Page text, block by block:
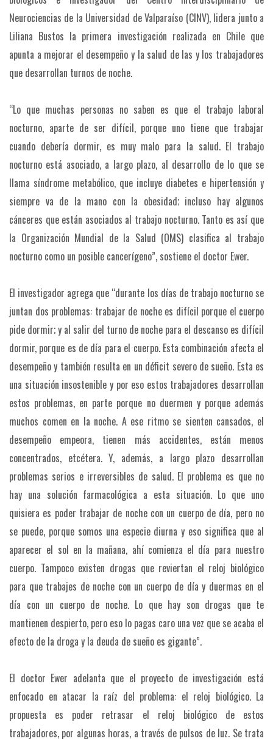
Neurociencias de la Universidad de Valparaíso (CINV), lidera junto a
Liliana Bustos la primera investigación realizada en Chile que
apunta a mejorar el desempeño y la salud de las y los trabajadores
que desarrollan turnos de noche.
“Lo que muchas personas no saben es que el trabajo laboral
nocturno, aparte de ser difícil, porque uno tiene que trabajar
cuando debería dormir, es muy malo para la salud. El trabajo
nocturno está asociado, a largo plazo, al desarrollo de lo que se
llama síndrome metabólico, que incluye diabetes e hipertensión y
siempre va de la mano con la obesidad; incluso hay algunos
cánceres que están asociados al trabajo nocturno. Tanto es así que
la Organización Mundial de la Salud (OMS) clasifica al trabajo
nocturno como un posible cancerígeno”, sostiene el doctor Ewer.
El investigador agrega que “durante los días de trabajo nocturno se
juntan dos problemas: trabajar de noche es difícil porque el cuerpo
pide dormir; y al salir del turno de noche para el descanso es difícil
dormir, porque es de día para el cuerpo. Esta combinación afecta el
desempeño y también resulta en un déficit severo de sueño. Esta es
una situación insostenible y por eso estos trabajadores desarrollan
estos problemas, en parte porque no duermen y porque además
muchos comen en la noche. A ese ritmo se sienten cansados, el
desempeño empeora, tienen más accidentes, están menos
concentrados, etcétera. Y, además, a largo plazo desarrollan
problemas serios e irreversibles de salud. El problema es que no
hay una solución farmacológica a esta situación. Lo que uno
quisiera es poder trabajar de noche con un cuerpo de día, pero no
se puede, porque somos una especie diurna y eso significa que al
aparecer el sol en la mañana, ahí comienza el día para nuestro
cuerpo. Tampoco existen drogas que reviertan el reloj biológico
para que trabajes de noche con un cuerpo de día y duermas en el
día con un cuerpo de noche. Lo que hay son drogas que te
mantienen despierto, pero eso lo pagas caro una vez que se acaba el
efecto de la droga y la deuda de sueño es gigante”.
El doctor Ewer adelanta que el proyecto de investigación está
enfocado en atacar la raíz del problema: el reloj biológico. La
propuesta es poder retrasar el reloj biológico de estos
trabajadores, por algunas horas, a través de pulsos de luz. Se trata